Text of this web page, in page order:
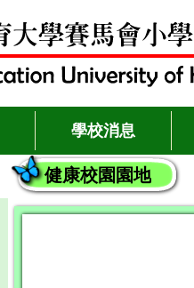
學校消息
健康校園園地